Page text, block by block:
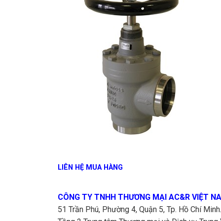
LIÊN HỆ MUA HÀNG
CÔNG TY TNHH THƯƠNG MẠI AC&R VIỆT
51 Trần Phú, Phường 4, Quận 5, Tp. Hồ Chí Minh.